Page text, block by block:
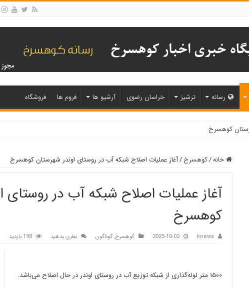
رسانه ترشیز خراسان رضوی آرشیو ها فروم ها فروشگاه
خانه/کوهسرخ/آغاز عملیات اصلاح شبکه آب در روستای اوندر شهرستان کوهسرخ
آغاز عملیات اصلاح شبکه آب در روستای
کوهسرخ
knews
2025-10-02 کوهسرخ,گوناگون نظری بدهید 198 بازدید
۱۵۰۰ متر لوله‌گذاری از شبکه توزیع آب در روستای اوندر در حال اصلاح می‌باشد.